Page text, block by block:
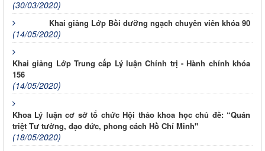
(30/03/2020)
Khai giảng Lớp Bồi dưỡng ngạch chuyên viên khóa 90
(14/05/2020)
Khai giảng Lớp Trung cấp Lý luận Chính trị - Hành chính khóa
156
(14/05/2020)
Khoa Lý luận cơ sở tổ chức Hội thảo khoa học chủ đề: “Quán
triệt Tư tưởng, đạo đức, phong cách Hồ Chí Minh"
(18/05/2020)